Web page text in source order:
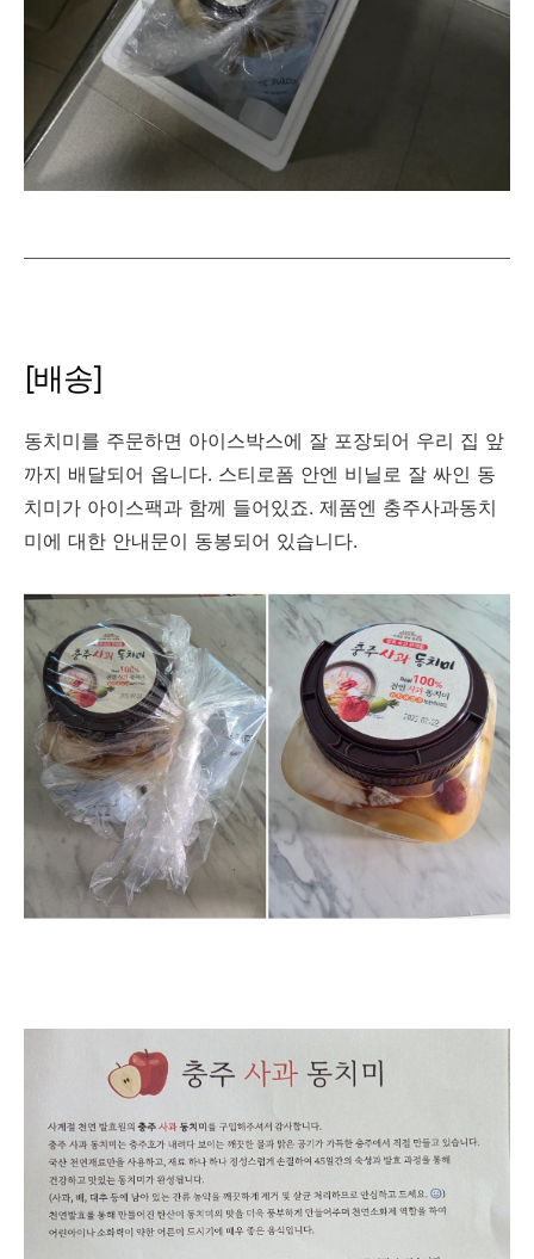
[배송]
동치미를 주문하면 아이스박스에 잘 포장되어 우리 집 앞
까지 배달되어 옵니다. 스티로폼 안엔 비닐로 잘 싸인 동
치미가 아이스팩과 함께 들어있죠. 제품엔 충주사과동치
미에 대한 안내문이 동봉되어 있습니다.